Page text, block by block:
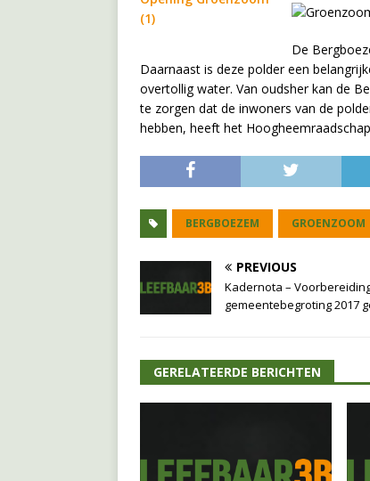
De
Daarnaast is deze polder een
overtollig water. Van oudsher kan de
te zorgen dat de inwoners van de
hebben, heeft het
BERGBOEZEM GROENZOOM
PREVIOUS
Kadernota –
gemeentebegroting 2017
GERELATEERDE BERICHTEN